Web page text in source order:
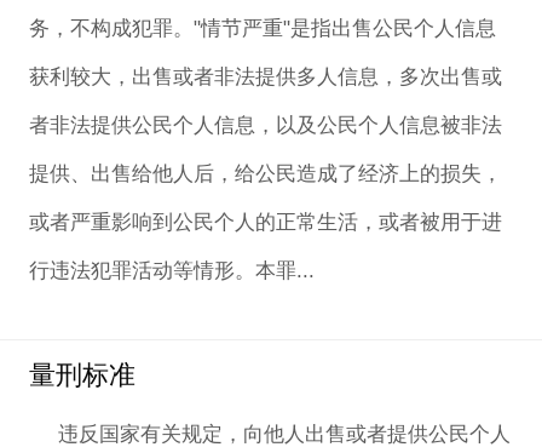
务，不构成犯罪。"情节严重"是指出售公民个人信息
获利较大，出售或者非法提供多人信息，多次出售或
者非法提供公民个人信息，以及公民个人信息被非法
提供、出售给他人后，给公民造成了经济上的损失，
或者严重影响到公民个人的正常生活，或者被用于进
行违法犯罪活动等情形。本罪...
量刑标准
违反国家有关规定，向他人出售或者提供公民个人